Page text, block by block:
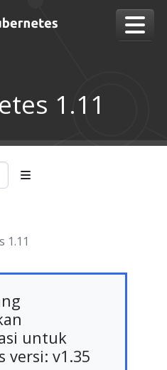
1.11
1.11
untuk
versi: v1.35